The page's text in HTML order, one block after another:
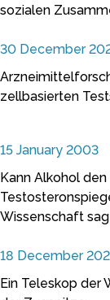
sozialen
30 December
zellbasierten
15 January 2003
Kann Alkohol den
Wissenschaft
18 December
Ein Teleskop der